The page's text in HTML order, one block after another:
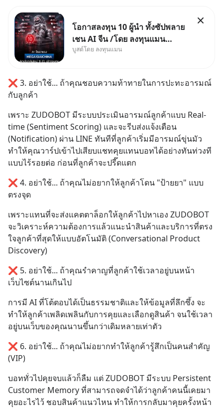
โอกาสลงทุน 10 ผู้นำ ทั้งซัปพลาย
เชน AI จีน /โดย ลงทุนแมน
✅ลงทุนตรง คัด 10 ผู้นำเน้น ๆ ใน
ผู้นำ AI จีน ตั้งแต่โรงงานผลิตชิป
บูสต์โดย ลงทุนแมน
❌ 3. อย่าใช้... ถ้าคุณชอบความท้าทายในการปะทะอารมณ์
กับลูกค้า
เพราะ ZUDOBOT มีระบบประเมินอารมณ์ลูกค้าแบบ Real-
time (Sentiment Scoring) และจะรีบส่งแจ้งเตือน
(Notification) ผ่าน LINE ทันทีที่ลูกค้าเริ่มมีอารมณ์ขุ่นมัว
ทำให้คุณวาร์ปเข้าไปเสียบแชทคุยแทนบอทได้อย่างทันท่วงที
แบบไร้รอยต่อ ก่อนที่ลูกค้าจะปรี๊ดแตก
❌ 4. อย่าใช้... ถ้าคุณไม่อยากให้ลูกค้าโดน "ป้ายยา" แบบ
ตรงจุด
เพราะแทนที่จะส่งแคตตาล็อกให้ลูกค้าไปหาเอง ZUDOBOT
จะวิเคราะห์ความต้องการแล้วแนะนำสินค้าและบริการที่ตรง
ใจลูกค้าที่สุดให้แบบอัตโนมัติ (Conversational Product
Discovery)
❌ 5. อย่าใช้... ถ้าคุณรำคาญที่ลูกค้าใช้เวลาอยู่บนหน้า
เว็บไซต์นานเกินไป
การมี AI ที่โต้ตอบได้เป็นธรรมชาติและให้ข้อมูลที่ลึกซึ้ง จะ
ทำให้ลูกค้าเพลิดเพลินกับการคุยและเลือกดูสินค้า จนใช้เวลา
อยู่บนเว็บของคุณนานขึ้นกว่าเดิมหลายเท่าตัว
❌ 6. อย่าใช้... ถ้าคุณไม่อยากทำให้ลูกค้ารู้สึกเป็นคนสำคัญ
(VIP)
บอททั่วไปคุยจบแล้วก็ลืม แต่ ZUDOBOT มีระบบ Persistent
Customer Memory ที่สามารถจดจำได้ว่าลูกค้าคนนี้เคยมา
คุยอะไรไว้ ชอบสินค้าแนวไหน ทำให้การกลับมาคุยครั้งหน้า